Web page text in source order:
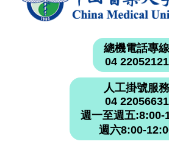
總機電話專線
04 22052121
人工掛號服務
04 22056631
週一至週五:8:00-
週六8:00-